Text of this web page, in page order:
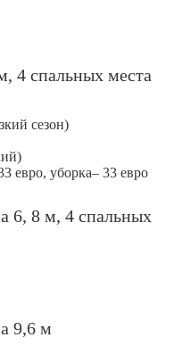
4 спальных места
сезон)
евро, уборка– 33 евро
6, 8 м, 4 спальных
9,6 м